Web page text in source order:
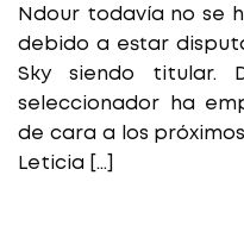
Ndour todavía no se
debido a estar
Sky siendo titular.
seleccionador ha
de cara a los
Leticia […]